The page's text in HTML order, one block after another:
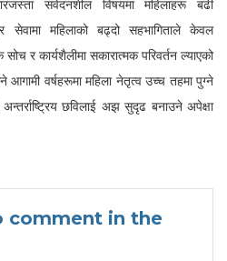
संवेदनशील विषयमा महिलाहरू बढी
सेवामा महिलाको बढ्दो सहभागिताले केवल
र कार्यशैलीमा सकारात्मक परिवर्तन ल्याएको
वर्षहरूमा महिला नेतृत्व उच्च तहमा पुग्ने
छविलाई अझ सुदृढ बनाउने अपेक्षा
comment in the